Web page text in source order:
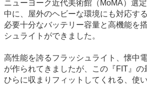
ニューヨーク近代美術館（MoMA）選
中に、屋外のヘビーな環境にも対応す
必要十分なバッテリー容量と高機能を
シュライトができました。
高性能を誇るフラッシュライト、懐中
が作られてきましたが、この『FIT』
ひらに収まりフィットしてくれる、使